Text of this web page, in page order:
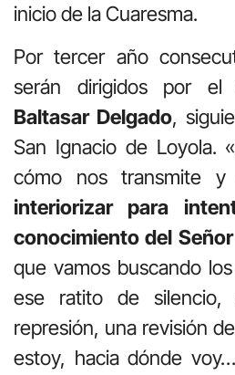
inicio de la Cuaresma.
Por tercer año
serán dirigidos por el
Baltasar Delgado,
San Ignacio de Loyola.
cómo nos transmite y
interiorizar para
conocimiento del Señor
que vamos buscando
ese ratito de silencio,
represión, una revisión
estoy, hacia dónde